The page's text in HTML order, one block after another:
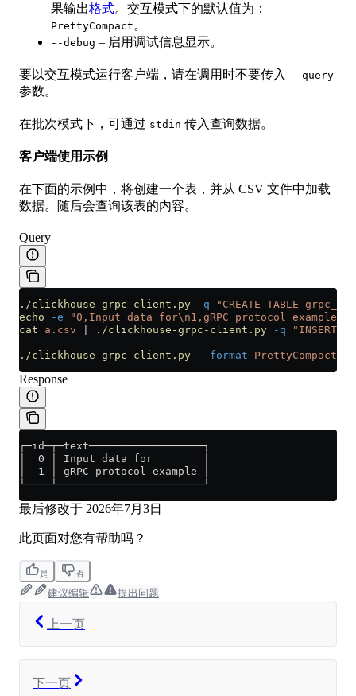
果输出格式。交互模式下的默认值为：
PrettyCompact 。
--debug – 启用调试信息显示。
要以交互模式运行客户端，请在调用时不要传入 --query
参数。
在批次模式下，可通过 stdin 传入查询数据。
客户端使用示例
在下面的示例中，将创建一个表，并从 CSV 文件中加载
数据。随后会查询该表的内容。
Query
./clickhouse-grpc-client.py -q "CREATE TABLE
echo -e "0,Input data for\n1,gRPC protocol example"
cat a.csv ./clickhouse-grpc-client.py -q "INSERT
./clickhouse-grpc-client.py --format PrettyCompact
Response
┌─id─┬─text──────────────────┐
│  0 │ Input data for        │
│  1 │ gRPC protocol example │
└────┴───────────────────────┘
最后修改于 2026年7月3日
此页面对您有帮助吗？
是 否
建议编辑 提出问题
上一页
下一页